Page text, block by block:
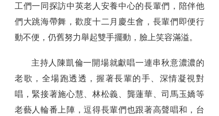
工們一同探訪中英老人安養中心的長輩們，陪伴他
們大跳海帶舞，歡度十二月慶生會，長輩們即便行
動不便，仍舊努力舉起雙手擺動，臉上笑容滿溢。
主持人陳凱倫一開場就獻唱一連串秋意濃濃的
老歌，全場跑透透，握著長輩的手、深情凝視對
唱，緊接著施心慧、林松義、龔蓮華、司馬玉嬌等
老藝人輪番上陣，逗得長輩們也跟著高聲唱和，台